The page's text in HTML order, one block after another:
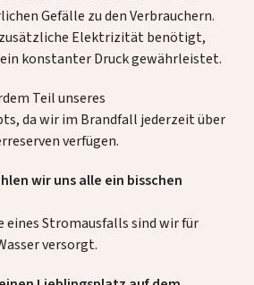
Gefälle zu den Verbrauchern.
zusätzliche Elektrizität benötigt,
konstanter Druck gewährleistet.
Teil unseres
da wir im Brandfall jederzeit über
verfügen.
wir uns alle ein bisschen
eines Stromausfalls sind wir für
versorgt.